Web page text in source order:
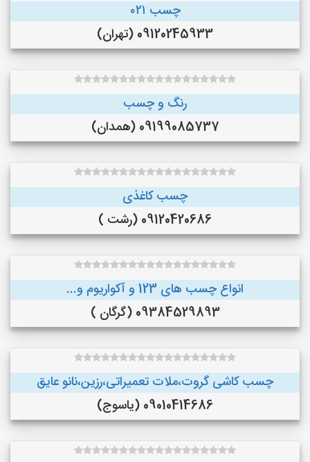
چسب ۰۲۱
09120245933 (تهران)
رنگ و چسب
09199085737 (همدان)
چسب کاغذی
09120420686 (رشت )
انواع چسب های 123 و آکواریوم و...
09384529893 (گرگان )
چسب کاشی گروت،ملات تعمیراتی،رزین،نانو عایق
09010414686 (یاسوج)